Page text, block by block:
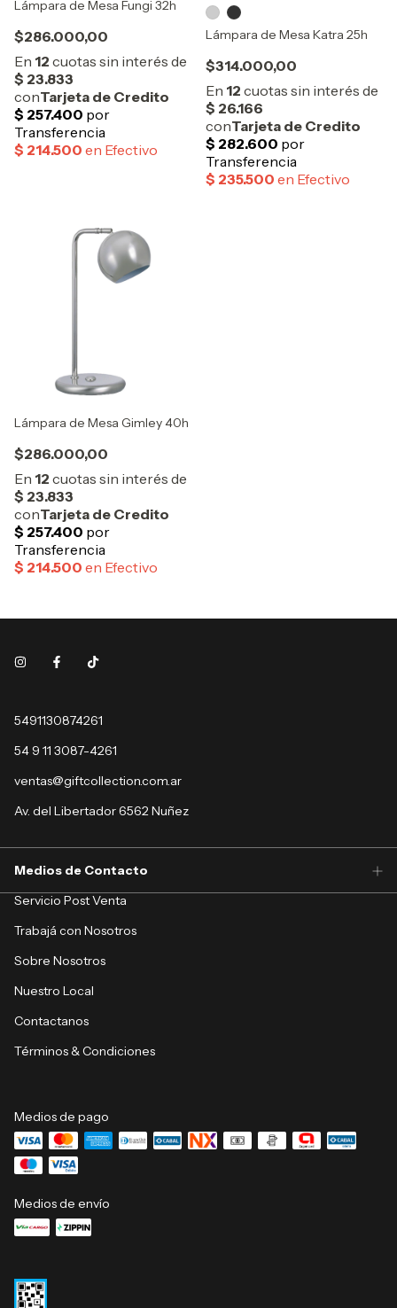
Lámpara de Mesa Fungi 32h
$286.000,00 Lámpara de Mesa Katra 25h
$314.000,00
Lámpara de Mesa Gimley 40h
$286.000,00
5491130874261
54 9 11 3087-4261
ventas@giftcollection.com.ar
Av. del Libertador 6562 Nuñez
Medios de Contacto
Servicio Post Venta
Trabajá con Nosotros
Sobre Nosotros
Nuestro Local
Contactanos
Términos & Condiciones
Medios de pago
Medios de envío